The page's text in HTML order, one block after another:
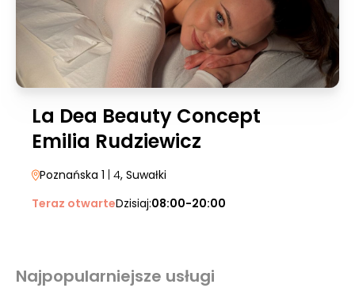
La Dea Beauty Concept
Emilia Rudziewicz
Poznańska 1 | 4, Suwałki
Teraz otwarteDzisiaj:08:00-20:00
Najpopularniejsze usługi